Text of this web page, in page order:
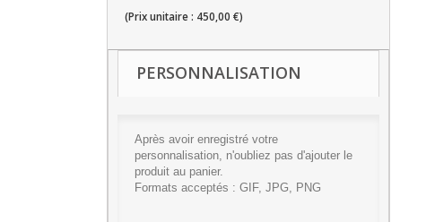
(Prix unitaire : 450,00 €)
PERSONNALISATION
Après avoir enregistré votre
personnalisation, n'oubliez pas d'ajouter le
produit au panier.
Formats acceptés : GIF, JPG, PNG